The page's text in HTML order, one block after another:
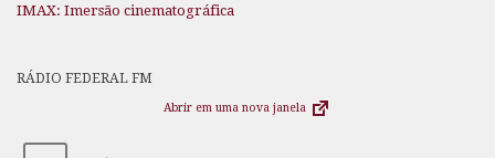
IMAX: Imersão cinematográfica
RÁDIO FEDERAL FM
Abrir em uma nova janela